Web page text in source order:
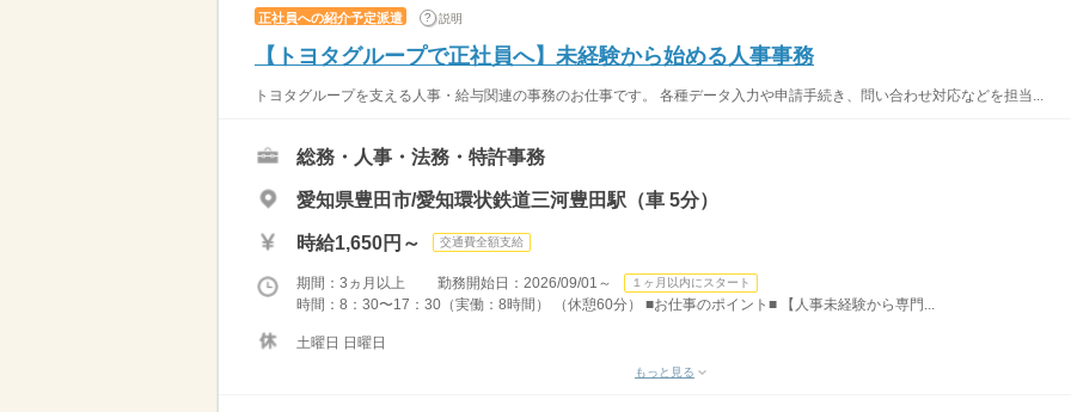
正社員への紹介予定派遣 説明
【トヨタグループで正社員へ】未経験から始める人事事務
トヨタグループを支える人事・給与関連の事務のお仕事です。 各種データ入力や申請手続き、問い合わせ対応などを担当...
総務・人事・法務・特許事務
愛知県豊田市/愛知環状鉄道三河豊田駅（車 5分）
時給1,650円～ 交通費全額支給
期間：3ヵ月以上 勤務開始日：2026/09/01～ １ヶ月以内にスタート
時間：8：30〜17：30（実働：8時間） （休憩60分） ■お仕事のポイント■ 【人事未経験から専門...
土曜日 日曜日
もっと見る